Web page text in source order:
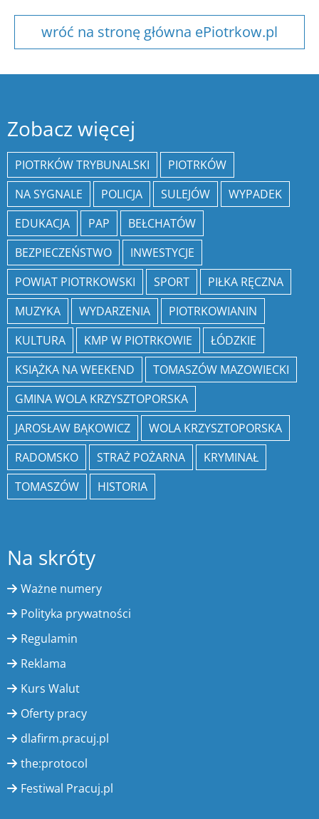
wróć na stronę główna ePiotrkow.pl
Zobacz więcej
PIOTRKÓW TRYBUNALSKI
PIOTRKÓW
NA SYGNALE
POLICJA SULEJÓW
WYPADEK
EDUKACJA
PAP
BEŁCHATÓW
BEZPIECZEŃSTWO
INWESTYCJE
POWIAT PIOTRKOWSKI
SPORT
PIŁKA RĘCZNA
MUZYKA
WYDARZENIA
PIOTRKOWIANIN
KULTURA
KMP W PIOTRKOWIE
ŁÓDZKIE
KSIĄŻKA NA WEEKEND
TOMASZÓW MAZOWIECKI
GMINA WOLA KRZYSZTOPORSKA
JAROSŁAW BĄKOWICZ
WOLA KRZYSZTOPORSKA
RADOMSKO
STRAŻ POŻARNA
KRYMINAŁ
TOMASZÓW
HISTORIA
Na skróty
Ważne numery
Polityka prywatności
Regulamin
Reklama
Kurs Walut
Oferty pracy
dlafirm.pracuj.pl
the:protocol
Festiwal Pracuj.pl